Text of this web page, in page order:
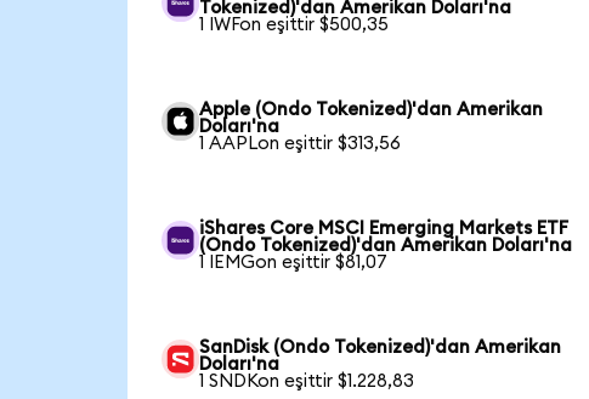
Tokenized)'dan Amerikan Doları'na
1 IWFon eşittir $500,35
Apple (Ondo Tokenized)'dan Amerikan
Doları'na
1 AAPLon eşittir $313,56
iShares Core MSCI Emerging Markets ETF
(Ondo Tokenized)'dan Amerikan Doları'na
1 IEMGon eşittir $81,07
SanDisk (Ondo Tokenized)'dan Amerikan
Doları'na
1 SNDKon eşittir $1.228,83